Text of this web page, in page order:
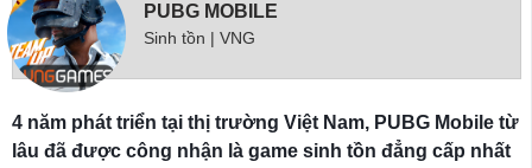
PUBG MOBILE
Sinh tồn | VNG
4 năm phát triển tại thị trường Việt Nam, PUBG Mobile từ
lâu đã được công nhận là game sinh tồn đẳng cấp nhất